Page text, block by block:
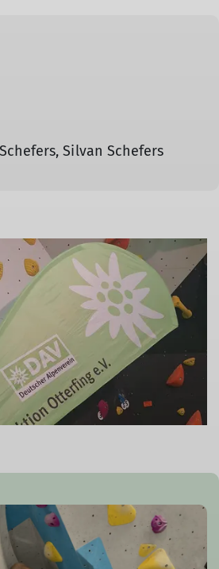
Silvan Schefers